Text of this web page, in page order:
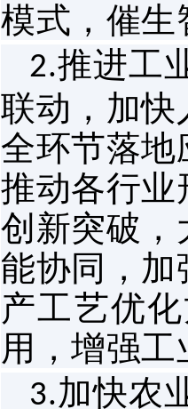
模式，催生
2.推进工
联动，加快
全环节落地
推动各行业
创新突破，
能协同，加
产工艺优
用，增强
3.加快农